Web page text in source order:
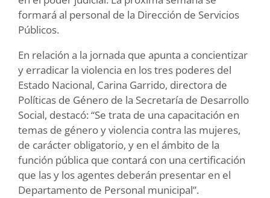
formará al personal de la Dirección de Servicios
Públicos.
En relación a la jornada que apunta a concientizar
y erradicar la violencia en los tres poderes del
Estado Nacional, Carina Garrido, directora de
Políticas de Género de la Secretaría de Desarrollo
Social, destacó: “Se trata de una capacitación en
temas de género y violencia contra las mujeres,
de carácter obligatorio, y en el ámbito de la
función pública que contará con una certificación
que las y los agentes deberán presentar en el
Departamento de Personal municipal”.